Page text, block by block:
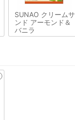
SUNAO クリームサ
ンド アーモンド＆
バニラ